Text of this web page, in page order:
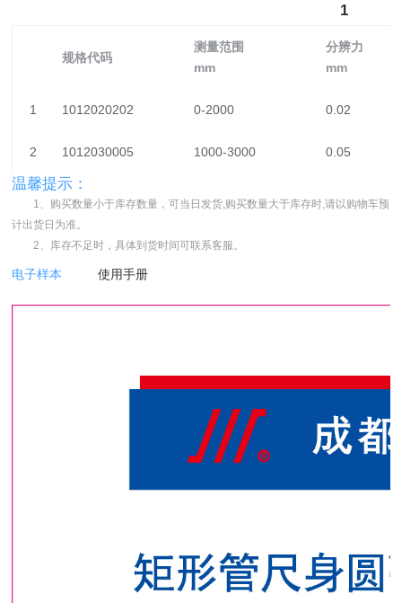
1
规格代码
测量范围
mm
分辨力
mm
1 1012020202 0-2000 0.02
2 1012030005 1000-3000 0.05
温馨提示：
1、购买数量小于库存数量，可当日发货,购买数量大于库存时,请以购物车预
计出货日为准。
2、库存不足时，具体到货时间可联系客服。
电子样本 使用手册